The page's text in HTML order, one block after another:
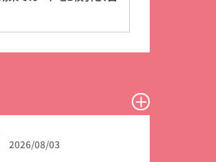
2026/08/03